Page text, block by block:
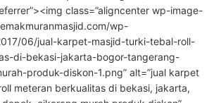
class=”aligncenter wp-image-
wp-
06/jual-karpet-masjid-turki-tebal-roll-
di-bekasi-jakarta-bogor-tangerang-
produk-diskon-1.png” alt=”jual karpet
meteran berkualitas di bekasi, jakarta,